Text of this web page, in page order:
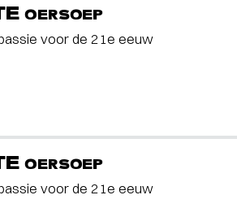
OERSOEP
voor de 21e eeuw
OERSOEP
voor de 21e eeuw